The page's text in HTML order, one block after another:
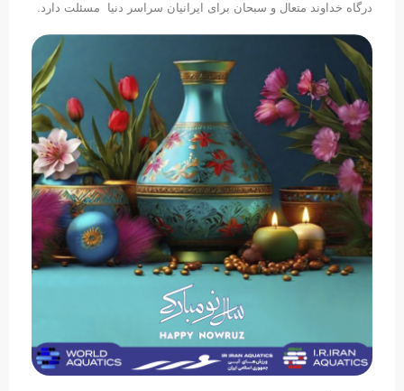
درگاه خداوند متعال و سبحان برای ایرانیان سراسر دنیا مسئلت دارد.